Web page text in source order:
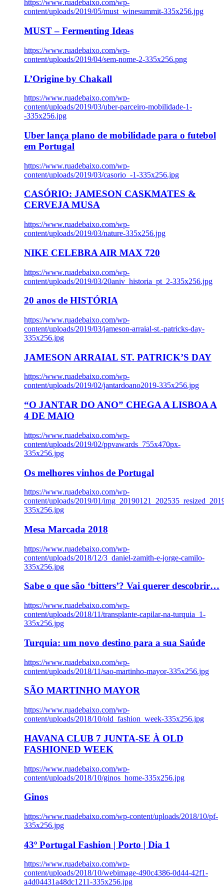
https://www.ruadebaixo.com/wp-
content/uploads/2019/05/must_winesummit-335x256.jpg
MUST – Fermenting Ideas
https://www.ruadebaixo.com/wp-
content/uploads/2019/04/sem-nome-2-335x256.png
L’Origine by Chakall
https://www.ruadebaixo.com/wp-
content/uploads/2019/03/uber-parceiro-mobilidade-1-
-335x256.jpg
Uber lança plano de mobilidade para o futebol
em Portugal
https://www.ruadebaixo.com/wp-
content/uploads/2019/03/casorio_-1-335x256.jpg
CASÓRIO: JAMESON CASKMATES &
CERVEJA MUSA
https://www.ruadebaixo.com/wp-
content/uploads/2019/03/nature-335x256.jpg
NIKE CELEBRA AIR MAX 720
https://www.ruadebaixo.com/wp-
content/uploads/2019/03/20aniv_historia_pt_2-335x256.jpg
20 anos de HISTÓRIA
https://www.ruadebaixo.com/wp-
content/uploads/2019/03/jameson-arraial-st.-patricks-day-
335x256.jpg
JAMESON ARRAIAL ST. PATRICK’S DAY
https://www.ruadebaixo.com/wp-
content/uploads/2019/02/jantardoano2019-335x256.jpg
“O JANTAR DO ANO” CHEGA A LISBOA A
4 DE MAIO
https://www.ruadebaixo.com/wp-
content/uploads/2019/02/ppvawards_755x470px-
335x256.jpg
Os melhores vinhos de Portugal
https://www.ruadebaixo.com/wp-
content/uploads/2019/01/
335x256.jpg
Mesa Marcada 2018
https://www.ruadebaixo.com/wp-
content/uploads/2018/12/3_daniel-zamith-e-jorge-camilo-
335x256.jpg
Sabe o que são ‘bitters’? Vai querer descobrir…
https://www.ruadebaixo.com/wp-
content/uploads/2018/11/transplante-capilar-na-turquia_1-
335x256.jpg
Turquia: um novo destino para a sua Saúde
https://www.ruadebaixo.com/wp-
content/uploads/2018/11/sao-martinho-mayor-335x256.jpg
SÃO MARTINHO MAYOR
https://www.ruadebaixo.com/wp-
content/uploads/2018/10/old_fashion_week-335x256.jpg
HAVANA CLUB 7 JUNTA-SE À OLD
FASHIONED WEEK
https://www.ruadebaixo.com/wp-
content/uploads/2018/10/ginos_home-335x256.jpg
Ginos
https://www.ruadebaixo.com/wp-content/uploads/2018/10/pf-
335x256.jpg
43º Portugal Fashion | Porto | Dia 1
https://www.ruadebaixo.com/wp-
content/uploads/2018/10/webimage-490c4386-0d44-42f1-
a4d04431a48dc1211-335x256.jpg